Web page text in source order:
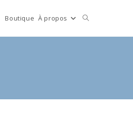
Boutique À propos